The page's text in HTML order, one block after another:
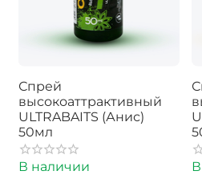
Спрей
высокоаттрактивный
ULTRABAITS (Анис)
50мл
В наличии